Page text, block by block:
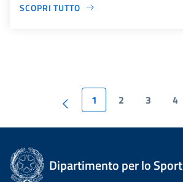
SCOPRI TUTTO
1 2 3 4
Dipartimento per lo Sport